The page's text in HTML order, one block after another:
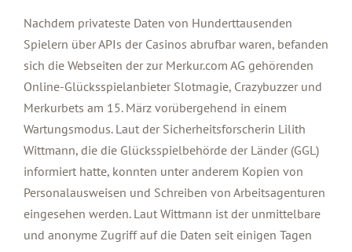
Nachdem privateste Daten von Hunderttausenden
Spielern über APIs der Casinos abrufbar waren, befanden
sich die Webseiten der zur Merkur.com AG gehörenden
Online-Glücksspielanbieter Slotmagie, Crazybuzzer und
Merkurbets am 15. März vorübergehend in einem
Wartungsmodus. Laut der Sicherheitsforscherin Lilith
Wittmann, die die Glücksspielbehörde der Länder (GGL)
informiert hatte, konnten unter anderem Kopien von
Personalausweisen und Schreiben von Arbeitsagenturen
eingesehen werden. Laut Wittmann ist der unmittelbare
und anonyme Zugriff auf die Daten seit einigen Tagen